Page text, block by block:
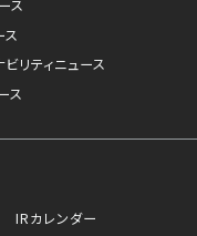
ス
ス
リティニュース
ス
IRカレンダー